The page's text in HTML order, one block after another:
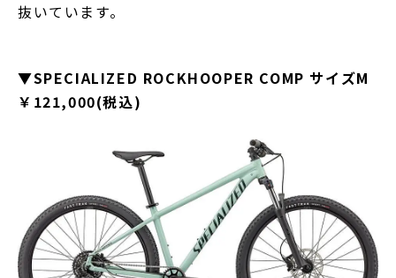
抜いています。
▼SPECIALIZED ROCKHOOPER COMP サイズM
￥121,000(税込)